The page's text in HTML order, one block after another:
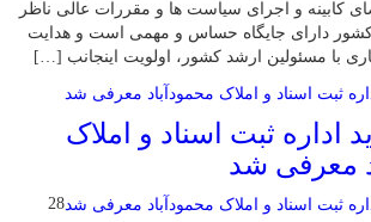
کابینه و اجرای سیاست ها و مقررات عالی ناظر
کشور دارای جایگاه حساس و مهمی است و هدایت
با مسئولین ارشد کشور، اولویت اینجانب […]
اداره ثبت اسناد و املاک
معرفی شد
28